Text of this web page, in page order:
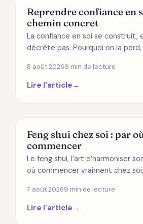
DÉVELOPPEMENT PERSONNEL
Reprendre confiance en
chemin concret
La confiance en soi se construit,
décrète pas. Pourquoi on la
8 août 20269 min de lecture
Lire l'article →
MODES DE VIE
Feng shui chez soi : par
commencer
Le feng shui, l’art d’harmoniser
où commencer vraiment chez
7 août 20269 min de lecture
Lire l'article →